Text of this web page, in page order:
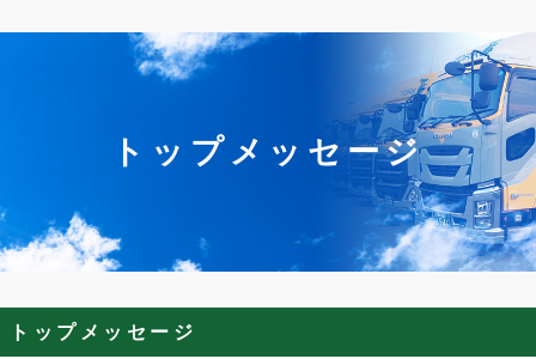
トップメッセージ
トップメッセージ